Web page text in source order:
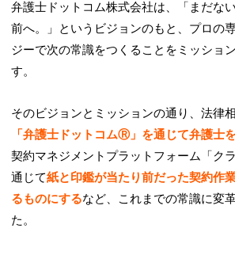
弁護士ドットコム株式会社は、「まだな
前へ。」というビジョンのもと、プロの
ジーで次の常識をつくることをミッショ
す。
そのビジョンとミッションの通り、法律
「弁護士ドットコムⓇ」を通じて弁護士
契約マネジメントプラットフォーム「ク
通じて紙と印鑑が当たり前だった契約作
るものにするなど、これまでの常識に変
た。